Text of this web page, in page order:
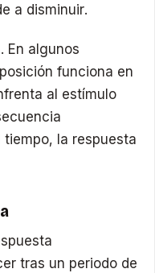
a disminuir.
En algunos
funciona en
al estímulo
la respuesta
tras un periodo de